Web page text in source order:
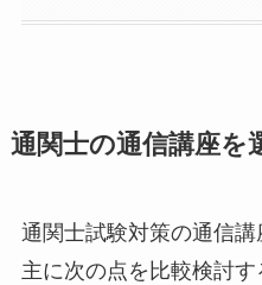
通関士の通信講座を
通関士試験対策の通信講
主に次の点を比較検討す